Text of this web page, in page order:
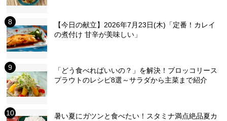
【今日の献立】2026年7月23日(木)「定番！カレイ
の煮付け 甘辛が美味しい」
「どう食べればいいの？」を解決！ブロッコリース
プラウトのレシピ8選～サラダから主菜まで紹介
暑い夏にガツンと食べたい！スタミナ満点絶品夏カ